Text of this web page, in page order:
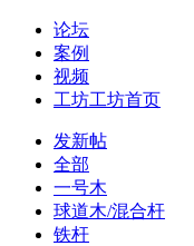
论坛
案例
视频
工坊工坊首页
发新帖
全部
一号木
球道木/混合杆
铁杆